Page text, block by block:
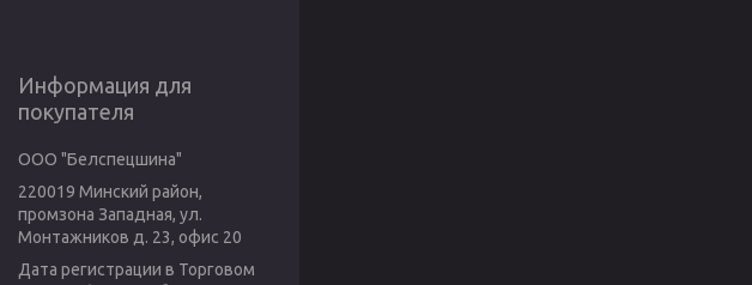
Информация для
покупателя
ООО "Белспецшина"
220019 Минский район,
промзона Западная, ул.
Монтажников д. 23, офис 20
Дата регистрации в Торговом